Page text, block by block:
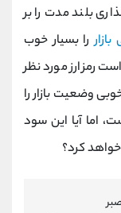
بلند مدت را بر
را بسیار خوب
رمزارز مورد نظر
وضعیت بازار را
اما آیا این سود
خواهد کرد؟
صبر